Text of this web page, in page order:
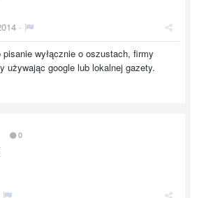
·
wyłącznie o oszustach, firmy
używając google lub lokalnej gazety.
0